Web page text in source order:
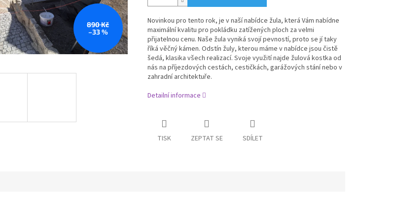
890 Kč
–33 %
Novinkou pro tento rok, je v naší nabídce žula, která Vám nabídne
maximální kvalitu pro pokládku zatížených ploch za velmi
přijatelnou cenu. Naše žula vyniká svojí pevností, proto se jí taky
říká věčný kámen. Odstín žuly, kterou máme v nabídce jsou čistě
šedá, klasika všech realizací. Svoje využití najde žulová kostka od
nás na příjezdových cestách, cestičkách, garážových stání nebo v
zahradní architektuře.
Detailní informace
TISK ZEPTAT SE SDÍLET